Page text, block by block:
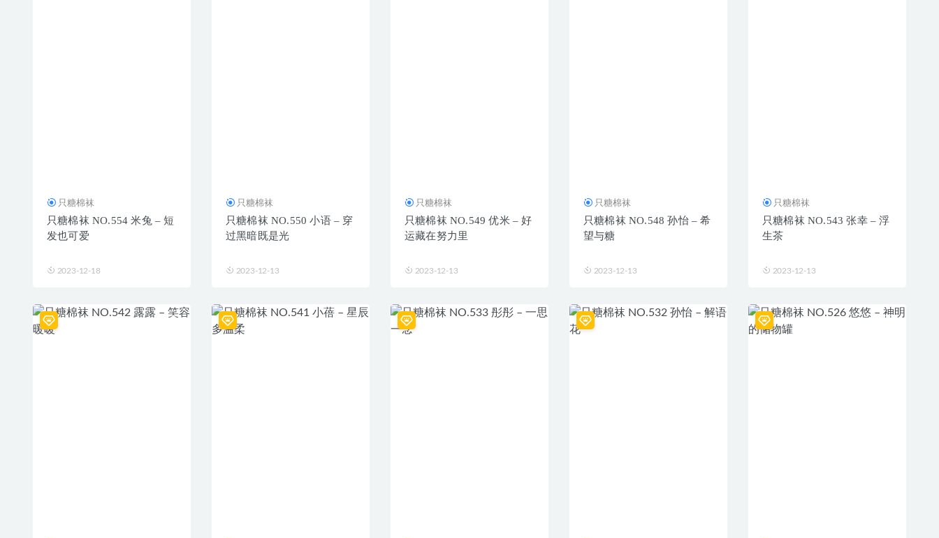
只糖棉袜
只糖棉袜 NO.554 米兔 – 短
发也可爱
2023-12-18
只糖棉袜
只糖棉袜 NO.550 小语 – 穿
过黑暗既是光
2023-12-13
只糖棉袜
只糖棉袜 NO.549 优米 – 好
运藏在努力里
2023-12-13
只糖棉袜
只糖棉袜 NO.548 孙怡 – 希
望与糖
2023-12-13
只糖棉袜
只糖棉袜 NO.543 张幸 – 浮
生茶
2023-12-13